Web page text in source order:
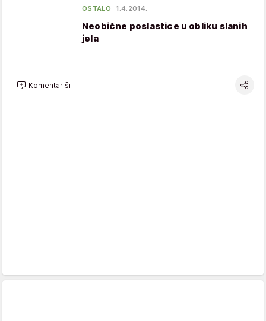
OSTALO 1.4.2014.
Neobične poslastice u obliku slanih
jela
Komentariši